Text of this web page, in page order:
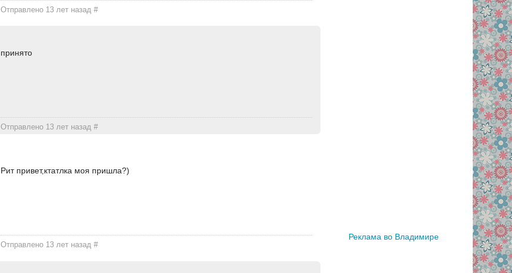
Отправлено 13 лет назад#
принято
Отправлено 13 лет назад#
Рит привет,ктатлка моя пришла?)
Отправлено 13 лет назад#
Реклама во Владимире